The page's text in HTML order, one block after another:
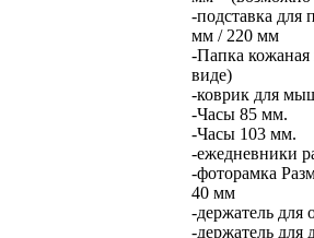
-подставка для
мм / 220 мм
-Папка кожаная
виде)
-коврик для
-Часы 85 мм.
-Часы 103 мм.
-ежедневники
-фоторамка
40 мм
-держатель
-держатель для